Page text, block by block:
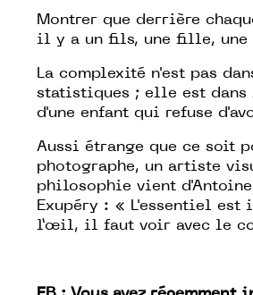
Montrer que derrière
il y a un fils, une fille, une
La complexité n'est pas
statistiques ; elle est dans
d'une enfant qui refuse
Aussi étrange que ce soit
photographe, un artiste
philosophie vient
Exupéry : « L'essentiel est
l’œil, il faut voir avec le